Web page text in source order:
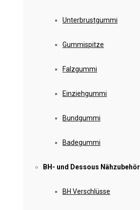
Unterbrustgummi
Gummispitze
Falzgummi
Einziehgummi
Bundgummi
Badegummi
BH- und Dessous Nähzubehör
BH Verschlüsse